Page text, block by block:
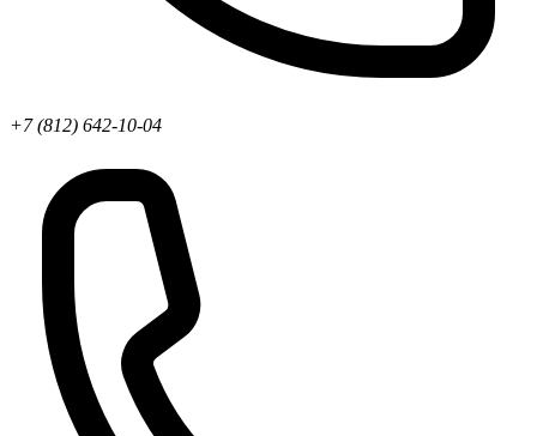
+7 (812) 642-10-04